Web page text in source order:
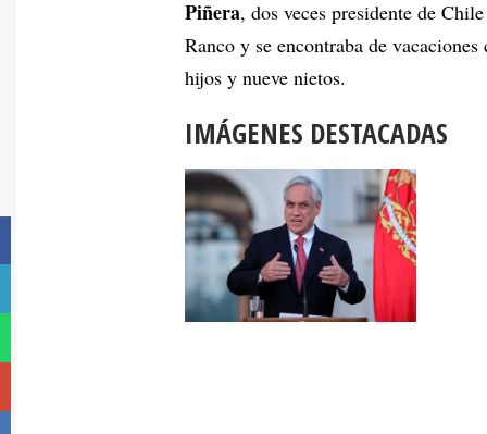
Piñera, dos veces presidente de
Ranco y se encontraba de
hijos y nueve nietos.
IMÁGENES DESTACADAS